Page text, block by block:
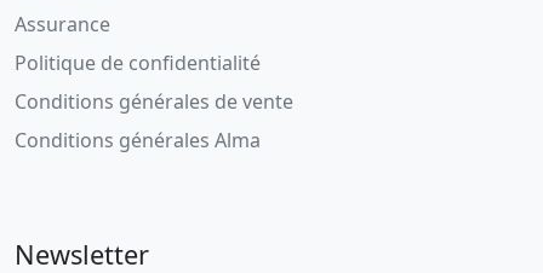
Assurance
Politique de confidentialité
Conditions générales de vente
Conditions générales Alma
Newsletter